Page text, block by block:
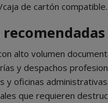
de cartón compatible.
alto volumen
y despachos
y oficinas administrativas.
que requieren